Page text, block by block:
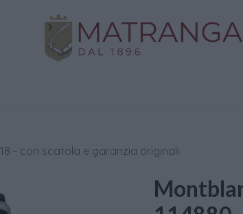
- con scatola e garanzia originali